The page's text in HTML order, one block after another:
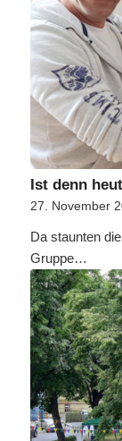
Ist denn
27. November
Da staunten
Gruppe…